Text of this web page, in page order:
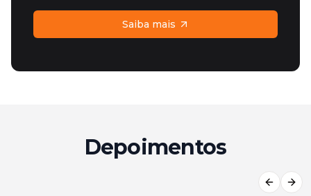
Saiba mais
Depoimentos